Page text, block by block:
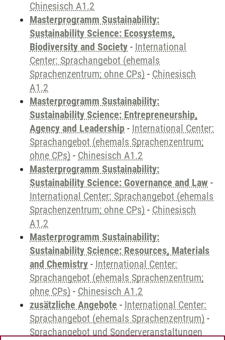
Chinesisch A1.2
Masterprogramm Sustainability:
Sustainability Science: Ecosystems,
Biodiversity and Society - International
Center: Sprachangebot (ehemals
Sprachenzentrum; ohne CPs) - Chinesisch
A1.2
Masterprogramm Sustainability:
Sustainability Science: Entrepreneurship,
Agency and Leadership - International Center:
Sprachangebot (ehemals Sprachenzentrum;
ohne CPs) - Chinesisch A1.2
Masterprogramm Sustainability:
Sustainability Science: Governance and Law -
International Center: Sprachangebot (ehemals
Sprachenzentrum; ohne CPs) - Chinesisch
A1.2
Masterprogramm Sustainability:
Sustainability Science: Resources, Materials
and Chemistry - International Center:
Sprachangebot (ehemals Sprachenzentrum;
ohne CPs) - Chinesisch A1.2
zusätzliche Angebote - International Center:
Sprachangebot (ehemals Sprachenzentrum) -
Sprachangebot und Sonderveranstaltungen